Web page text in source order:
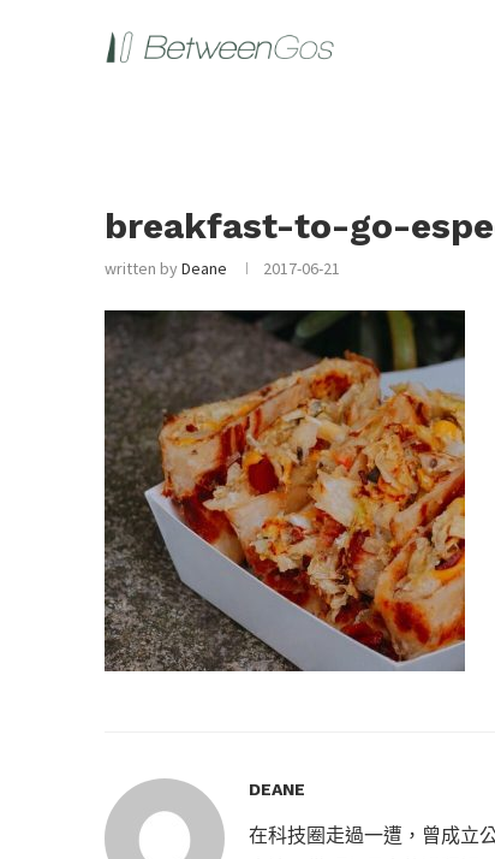
breakfast-to-go-
written byDeane 2017-06-21
DEANE
在科技圈走過一遭，曾成立